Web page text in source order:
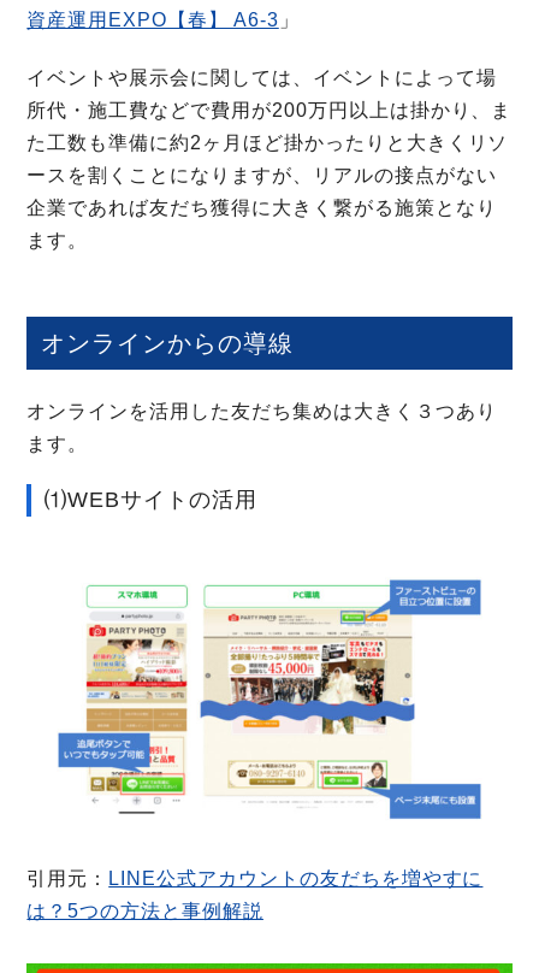
資産運用EXPO【春】 A6-3 」
イベントや展示会に関しては、イベントによって場
所代・施工費などで費用が200万円以上は掛かり、ま
た工数も準備に約2ヶ月ほど掛かったりと大きくリソ
ースを割くことになりますが、リアルの接点がない
企業であれば友だち獲得に大きく繋がる施策となり
ます。
オンラインからの導線
オンラインを活用した友だち集めは大きく３つあり
ます。
⑴WEBサイトの活用
引用元：
LINE公式アカウントの友だちを増やすに
は？5つの方法と事例解説